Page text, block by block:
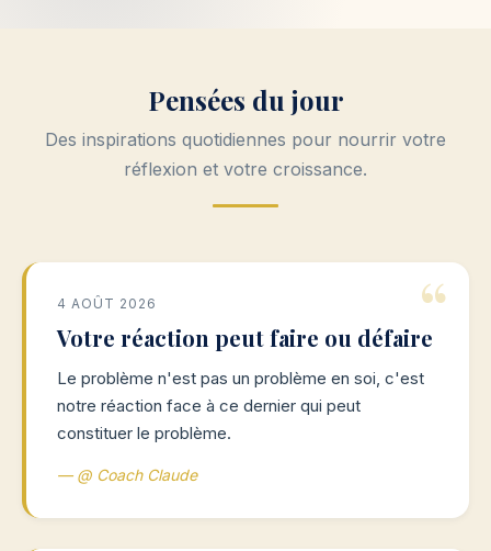
Pensées du jour
Des inspirations quotidiennes pour nourrir votre
réflexion et votre croissance.
4 AOÛT 2026
Votre réaction peut faire ou défaire
Le problème n'est pas un problème en soi, c'est
notre réaction face à ce dernier qui peut
constituer le problème.
— @ Coach Claude